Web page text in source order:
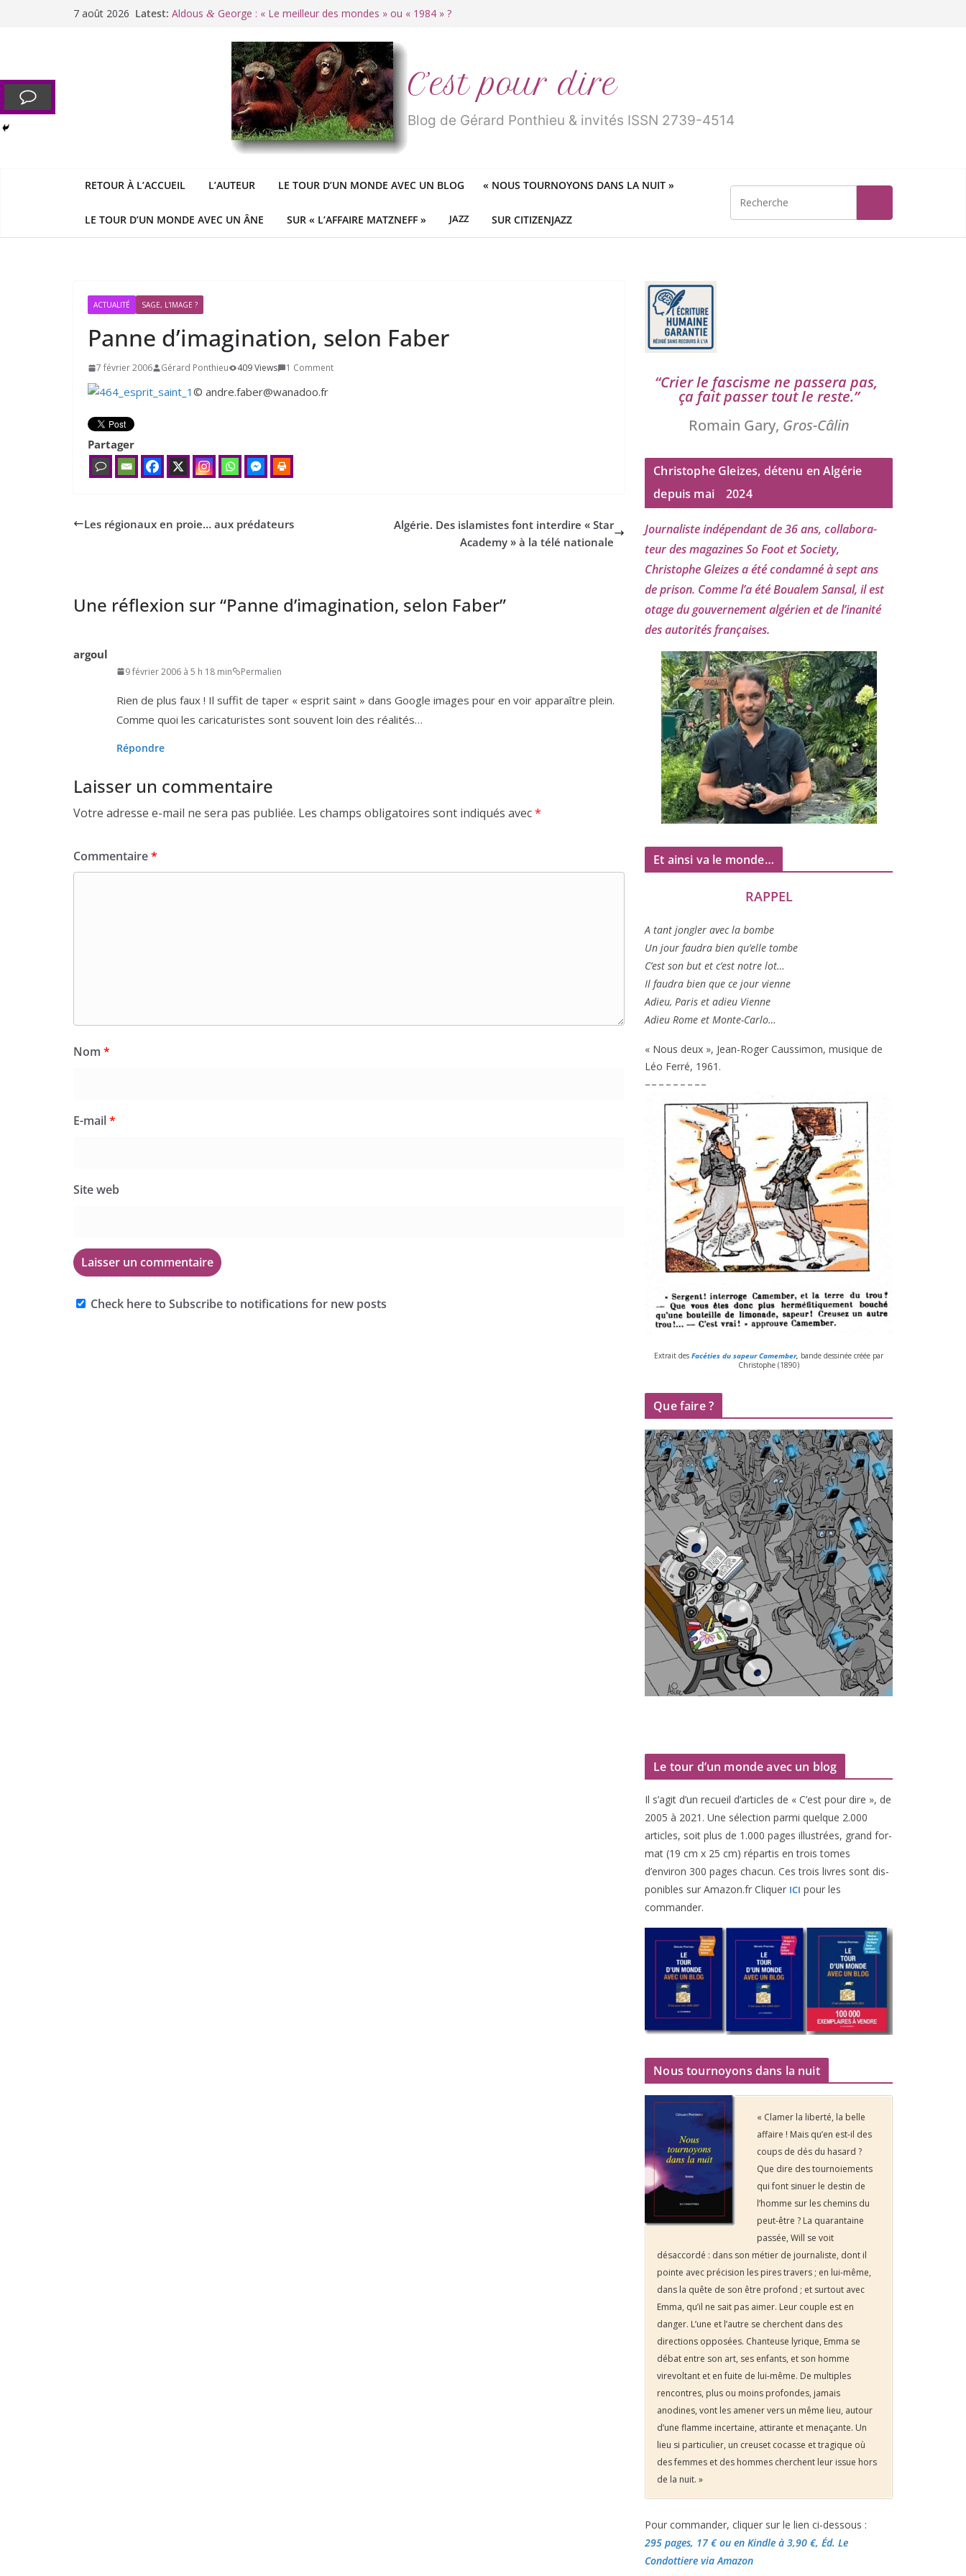
7 août 2026 Latest: Aldous & George : « Le meilleur des mondes » ou « 1984 » ?
Cannes. La Palme d’Or des valeureux cracheurs dans la soupe
Raoul Vaneigem, mort des suites d’une longue et belle vie
Racisme. Moi, Picard-Marseillais traité de « blanc de merde » !C’est pour dire
Blog de Gérard Ponthieu & invités ISSN 2739-4514
RETOUR À L’ACCUEIL L’AUTEUR LE TOUR D’UN MONDE AVEC UN BLOG « NOUS TOURNOYONS DANS LA NUIT »
LE TOUR D’UN MONDE AVEC UN ÂNE SUR « L’AFFAIRE MATZNEFF » JAZZ SUR CITIZENJAZZ
ACTUALITÉ SAGE, L'IMAGE ?
Panne d’imagination, selon Faber
7 février 2006 Gérard Ponthieu 409 Views 1 Comment
© andre.faber@wanadoo.fr
Partager
Les régionaux en proie… aux prédateurs
Algérie. Des islamistes font interdire « Star
Academy » à la télé nationale
Une réflexion sur “Panne d’imagination, selon Faber”
argoul
9 février 2006 à 5 h 18 min Permalien
Rien de plus faux ! Il suf­fit de taper « esprit saint » dans Google images pour en voir appa­raître plein.
Comme quoi les cari­ca­tu­ristes sont sou­vent loin des réalités…
Répondre
Laisser un commentaire
Votre adresse e-mail ne sera pas publiée. Les champs obligatoires sont indiqués avec*
Commentaire*
Nom *
E-mail*
Site web
Check here to Subscribe to notifications for new posts
“Crier le fas­cisme ne pas­se­ra pas,
ça fait pas­ser tout le reste.”
Romain Gary, Gros-Câlin
Christophe Gleizes, détenu en Algérie
depuis mai
2024
Journaliste indé­pen­dant de36ans, col­la­bo­ra­
teur des maga­zines So Foot et Society,
Christophe Gleizesa été condam­né à sept ans
de pri­son. Comme l’a été Boualem Sansal, il est
otage du gou­ver­ne­ment algé­rien et de l’i­na­ni­té
des auto­ri­tés françaises.
Et ainsi va le monde…
RAPPEL
A tant jon­gler avec la bombe
Un jour fau­dra bien qu’elle tombe
C’est son but et c’est notre lot…
Il fau­dra bien que ce jour vienne
Adieu, Paris et adieu Vienne
Adieu Rome et Monte-Carlo…
« Nous deux », Jean-Roger Caussimon, musique de
Léo Ferré, 1961 .
– – – – – – – – –
Extrait des Facéties du sapeur Camember, bande des­si­née créée par
Christophe (1890)
Que faire ?
Le tour d’un monde avec un blog
Il s’agit d’un recueil d’ar­ticles de « C’est pour dire », de
2005 à 2021 . Une sélec­tion par­mi quelque 2.000
articles, soit plus de 1 .000 pages illus­trées, grand for­
mat (19 cm x 25 cm) répar­tis en trois tomes
d’environ 300 pages cha­cun. Ces trois livres sont dis­
po­nibles sur Amazon​.fr Cliquer ICI pour les
commander.
Nous tournoyons dans la nuit
« Clamer la liberté, la belle
affaire ! Mais qu’en est-il des
coups de dés du hasard ?
Que dire des tournoiements
qui font sinuer le destin de
l’homme sur les chemins du
peut-être ? La quarantaine
passée, Will se voit
désaccordé : dans son métier de journaliste, dont il
pointe avec précision les pires travers ; en lui-même,
dans la quête de son être profond ; et surtout avec
Emma, qu’il ne sait pas aimer. Leur couple est en
danger. L’une et l’autre se cherchent dans des
directions opposées. Chanteuse lyrique, Emma se
débat entre son art, ses enfants, et son homme
virevoltant et en fuite de lui-même. De multiples
rencontres, plus ou moins profondes, jamais
anodines, vont les amener vers un même lieu, autour
d’une flamme incertaine, attirante et menaçante. Un
lieu si particulier, un creuset cocasse et tragique où
des femmes et des hommes cherchent leur issue hors
de la nuit. »
Pour commander, cliquer sur le lien ci-dessous :
295 pages, 17 €ou en Kindle à 3,90 €, Éd. Le
Condottiere via Amazon